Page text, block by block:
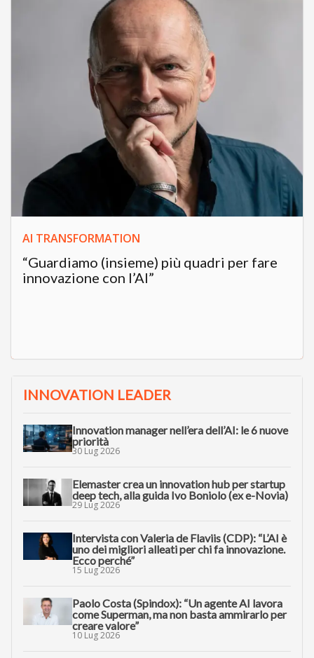
AI TRANSFORMATION
“Guardiamo (insieme) più quadri per fare
innovazione con l’AI”
INNOVATION LEADER
Innovation manager nell’era dell’AI: le 6 nuove
priorità
30 Lug 2026
Elemaster crea un innovation hub per startup
deep tech, alla guida Ivo Boniolo (ex e-Novia)
29 Lug 2026
Intervista con Valeria de Flaviis (CDP): “L’AI è
uno dei migliori alleati per chi fa innovazione.
Ecco perché”
15 Lug 2026
Paolo Costa (Spindox): “Un agente AI lavora
come Superman, ma non basta ammirarlo per
creare valore”
10 Lug 2026